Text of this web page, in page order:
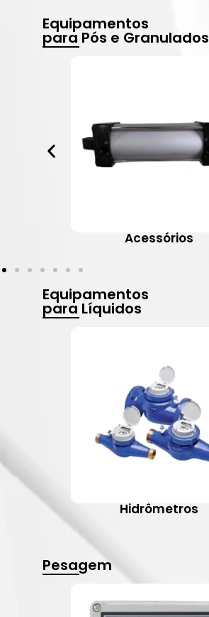
Equipamentos
para Pós e Granulados
Acessórios
Equipamentos
para Líquidos
Hidrômetros
Pesagem